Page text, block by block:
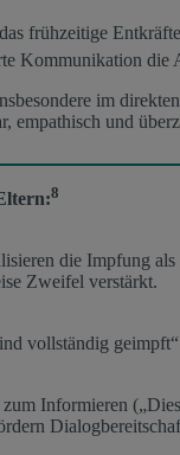
frühzeitige
Kommunikation die
im
empathisch und
8
die Impfung
Zweifel verstärkt.
vollständig
Informieren